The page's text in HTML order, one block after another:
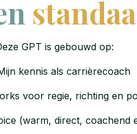
GPT is gebouwd op:
kennis als carrièrecoach
voor regie, richting en
(warm, direct, coachend